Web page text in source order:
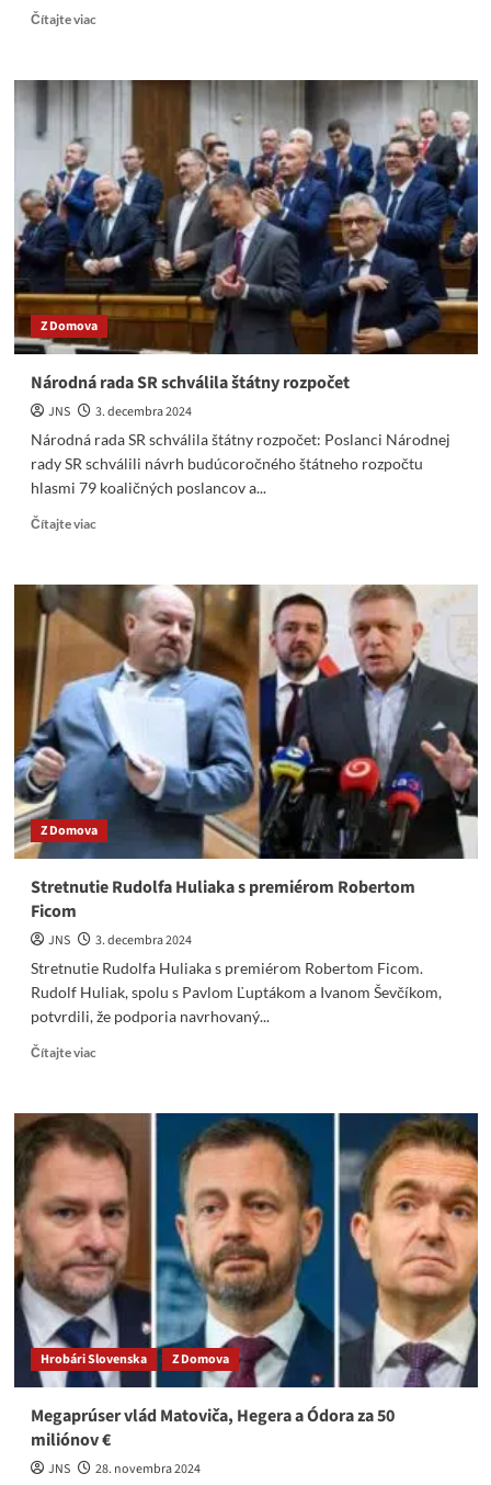
Čítajte viacRead
TASS/RBC:
Ukrajina
stratí
tretinu
svojho
územia
Z Domova
Národná rada SR schválila štátny rozpočet
JNS
3. decembra 2024
Národná rada SR schválila štátny rozpočet: Poslanci Národnej
rady SR schválili návrh budúcoročného štátneho rozpočtu
hlasmi 79 koaličných poslancov a...
Čítajte viacRead
Národná
schválila
štátny
rozpočet
Z Domova
Stretnutie Rudolfa Huliaka s premiérom Robertom
Ficom
JNS
3. decembra 2024
Stretnutie Rudolfa Huliaka s premiérom Robertom Ficom.
Rudolf Huliak, spolu s Pavlom Ľuptákom a Ivanom Ševčíkom,
potvrdili, že podporia navrhovaný...
Čítajte viacRead
Stretnutie
Rudolfa
Huliaka
premiérom
Robertom
Ficom
Hrobári Slovenska Z Domova
Megaprúser vlád Matoviča, Hegera a Ódora za 50
miliónov €
JNS 28. novembra 2024